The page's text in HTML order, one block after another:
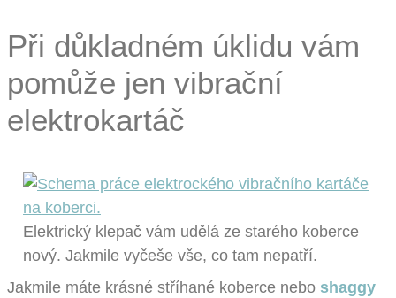
Při důkladném úklidu vám
pomůže jen vibrační
elektrokartáč
Elektrický klepač vám udělá ze starého koberce
nový. Jakmile vyčeše vše, co tam nepatří.
Jakmile máte krásné stříhané koberce nebo shaggy